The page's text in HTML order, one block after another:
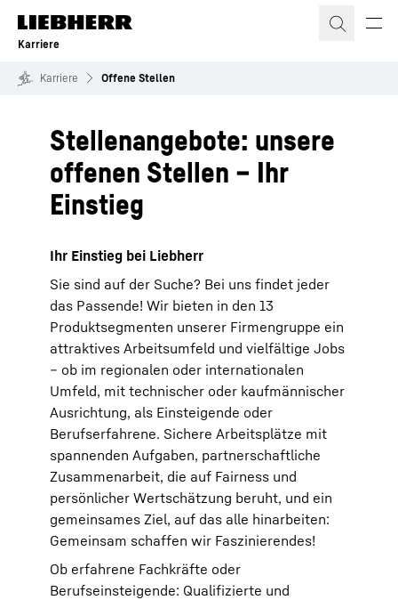
Zum Inhalt springen
Karriere
Karriere Offene Stellen
Stellenangebote: unsere
offenen Stellen – Ihr
Einstieg
Ihr Einstieg bei Liebherr
Sie sind auf der Suche? Bei uns findet jeder
das Passende! Wir bieten in den 13
Produktsegmenten unserer Firmengruppe ein
attraktives Arbeitsumfeld und vielfältige Jobs
– ob im regionalen oder internationalen
Umfeld, mit technischer oder kaufmännischer
Ausrichtung, als Einsteigende oder
Berufserfahrene. Sichere Arbeitsplätze mit
spannenden Aufgaben, partnerschaftliche
Zusammenarbeit, die auf Fairness und
persönlicher Wertschätzung beruht, und ein
gemeinsames Ziel, auf das alle hinarbeiten:
Gemeinsam schaffen wir Faszinierendes!
Ob erfahrene Fachkräfte oder
Berufseinsteigende: Qualifizierte und